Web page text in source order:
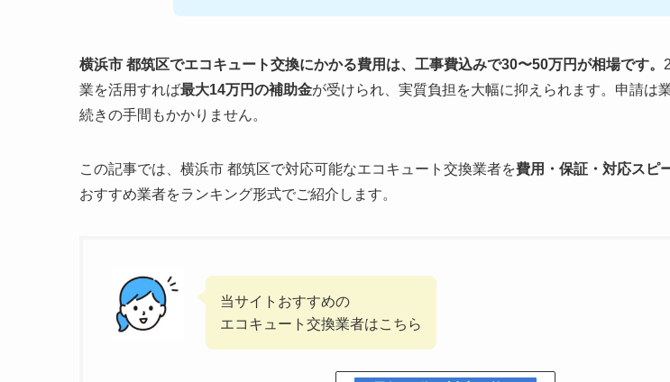
横浜市 都筑区でエコキュート交換にかかる費用は、工事費込みで30〜50万円が相場です。
業を活用すれば最大14万円の補助金が受けられ、実質負担を大幅に抑えられます。申請は
続きの手間もかかりません。
この記事では、横浜市 都筑区で対応可能なエコキュート交換業者を費用・保証・対応スピ
おすすめ業者をランキング形式でご紹介します。
当サイトおすすめの
エコキュート交換業者はこちら